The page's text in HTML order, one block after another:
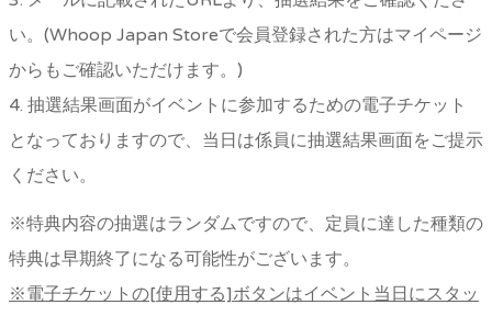
い。(Whoop Japan Storeで会員登録された方はマイページ
からもご確認いただけます。)
4. 抽選結果画面がイベントに参加するための電子チケット
となっておりますので、当日は係員に抽選結果画面をご提示
ください。
※特典内容の抽選はランダムですので、定員に達した種類の
特典は早期終了になる可能性がございます。
※電子チケットの[使用する]ボタンはイベント当日にスタッ